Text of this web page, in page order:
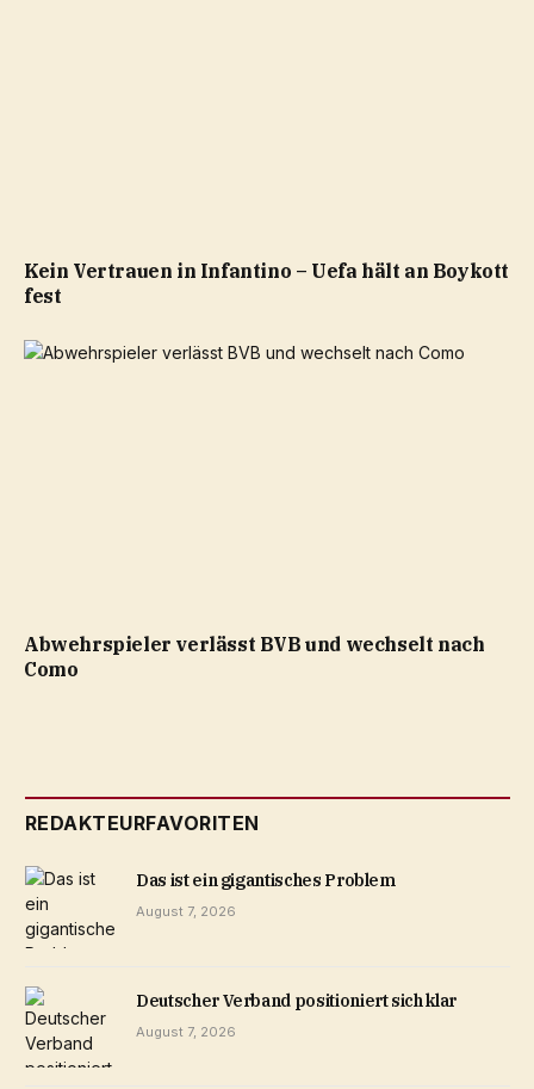
Kein Vertrauen in Infantino – Uefa hält an Boykott
fest
Abwehrspieler verlässt BVB und wechselt nach
Como
REDAKTEURFAVORITEN
Das ist ein gigantisches Problem
August 7, 2026
Deutscher Verband positioniert sich klar
August 7, 2026